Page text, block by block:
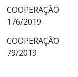
COOPERAÇÃO
176/2019
COOPERAÇÃO
79/2019